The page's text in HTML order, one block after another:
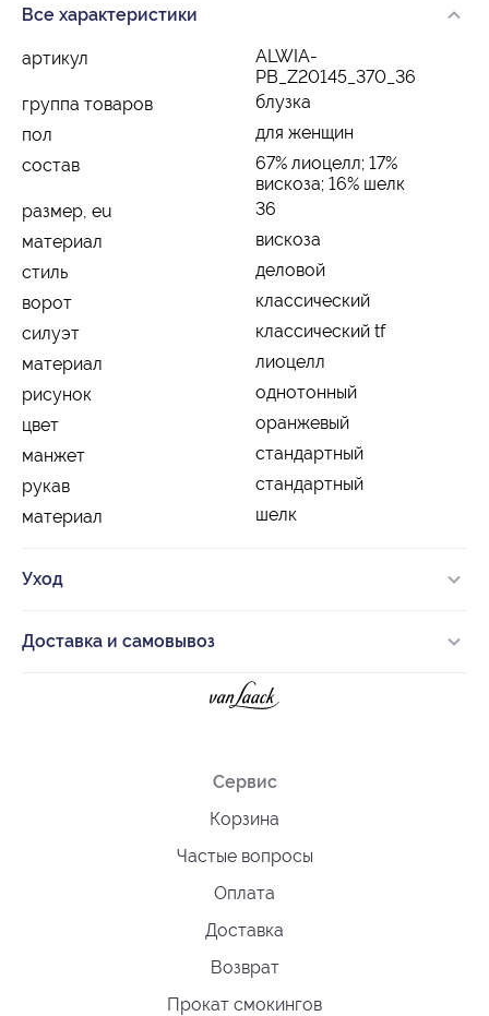
Все характеристики
артикул
ALWIA-
PB_Z20145_370_36
группа товаров
блузка
пол
для женщин
состав
67% лиоцелл; 17%
вискоза; 16% шелк
размер, eu
36
материал
вискоза
стиль
деловой
ворот
классический
силуэт
классический tf
материал
лиоцелл
рисунок
однотонный
цвет
оранжевый
манжет
стандартный
рукав
стандартный
материал
шелк
Уход
Доставка и самовывоз
Сервис
Корзина
Частые вопросы
Оплата
Доставка
Возврат
Прокат смокингов